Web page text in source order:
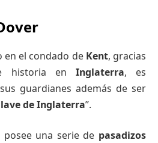
en el condado de Kent, gracias
historia en Inglaterra, es
guardianes además de ser
de Inglaterra’’.
posee una serie de pasadizos